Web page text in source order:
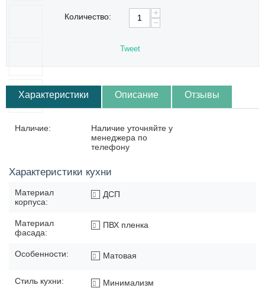
Количество:
+
−
Tweet
Характеристики Описание Отзывы
Наличие:
Наличие уточняйте у
менеджера по
телефону
Характеристики кухни
Материал
корпуса:
ДСП
Материал
фасада:
ПВХ пленка
Особенности: Матовая
Стиль кухни:
Минимализм